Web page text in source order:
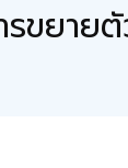
ขยาย